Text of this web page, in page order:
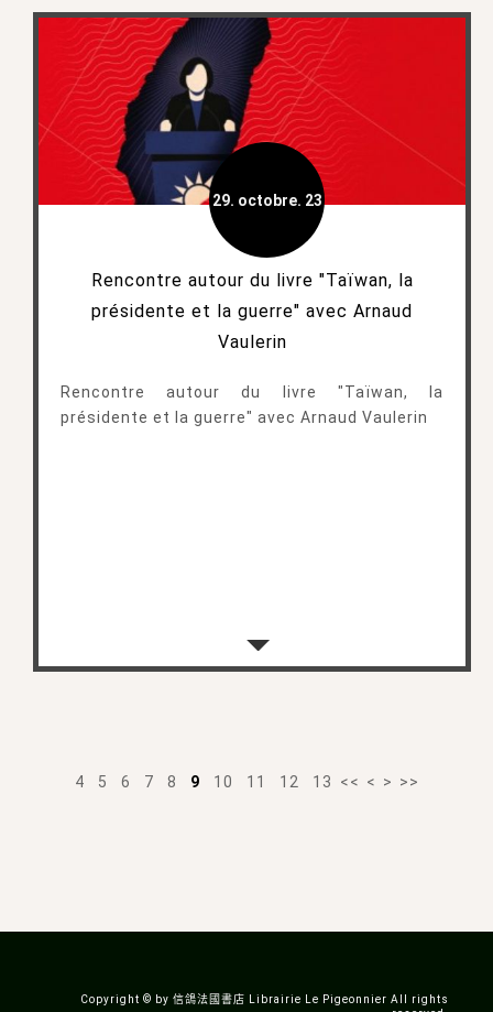
29. octobre. 23
Rencontre autour du livre "Taïwan, la
présidente et la guerre" avec Arnaud
Vaulerin
Rencontre autour du livre "Taïwan, la
présidente et la guerre" avec Arnaud Vaulerin
4 5 6 7 8 9 10 11 12 13 << < > >>
Copyright © by 信鴿法國書店 Librairie Le Pigeonnier All rights